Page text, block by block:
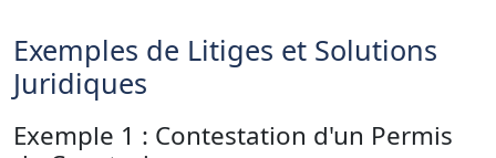
Exemples de Litiges et Solutions
Juridiques
Exemple 1 : Contestation d'un Permis